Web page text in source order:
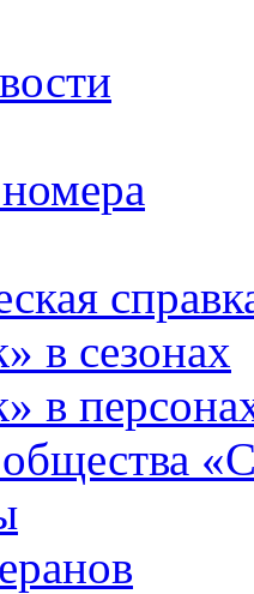
в сезонах
в